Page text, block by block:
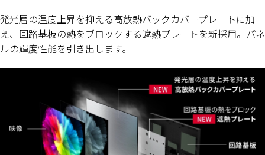
発光層の温度上昇を抑える高放熱バックカバープレートに加
え、回路基板の熱をブロックする遮熱プレートを新採用。パネ
ルの輝度性能を引き出します。